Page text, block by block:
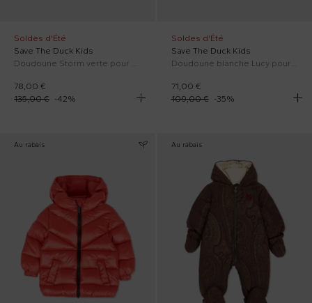
Soldes d'Été
Save The Duck Kids
78,00 €
135,00 € -42%
Soldes d'Été
Save The Duck Kids
71,00 €
109,00 €
-35%
Au rabais Au rabais